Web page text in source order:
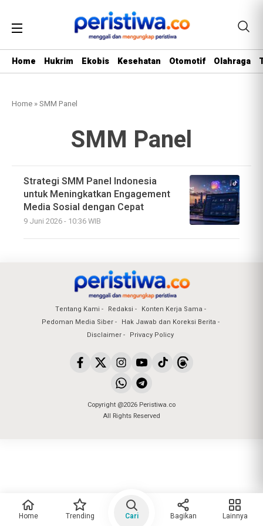
Home Hukrim Ekobis Kesehatan Otomotif Olahraga
Home »SMM Panel
SMM Panel
Strategi SMM Panel Indonesia
untuk Meningkatkan Engagement
Media Sosial dengan Cepat
9 Juni 2026 - 10:36 WIB
Tentang Kami Redaksi
Konten Kerja Sama
Pedoman Media Siber
Hak Jawab dan Koreksi Berita
Disclaimer
Privacy Policy
Copyright @2026 Peristiwa.co
All Rights Reserved
Home Trending Cari Bagikan Lainnya